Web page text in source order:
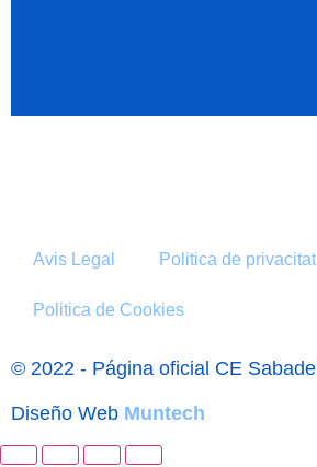
Avis Legal Politica de privacitat
Politica de Cookies
© 2022 - Página oficial CE Sabadell
Diseño Web Muntech